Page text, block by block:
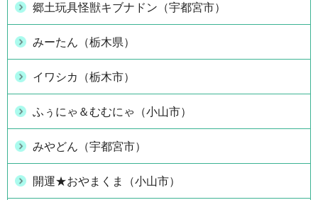
郷土玩具怪獣キブナドン（宇都宮市）
みーたん（栃木県）
イワシカ（栃木市）
ふぅにゃ＆むむにゃ（小山市）
みやどん（宇都宮市）
開運★おやまくま（小山市）